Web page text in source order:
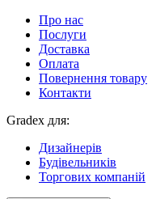
Про нас
Послуги
Доставка
Оплата
Повернення товару
Контакти
Gradex для:
Дизайнерів
Будівельників
Торгових компаній